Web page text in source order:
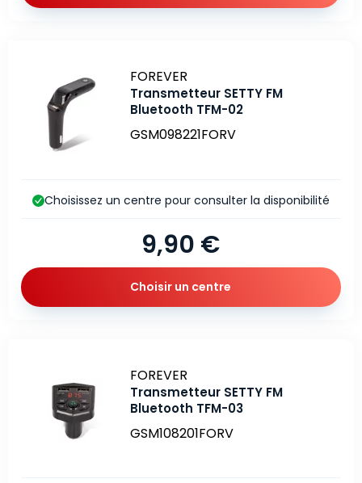
Marque
FOREVER
Transmetteur SETTY FM
Bluetooth TFM-02
GSM098221FORV
9,90 €
Choisissez un centre pour consulter la disponibilité
Choisir un centre
Marque
FOREVER
Transmetteur SETTY FM
Bluetooth TFM-03
GSM108201FORV